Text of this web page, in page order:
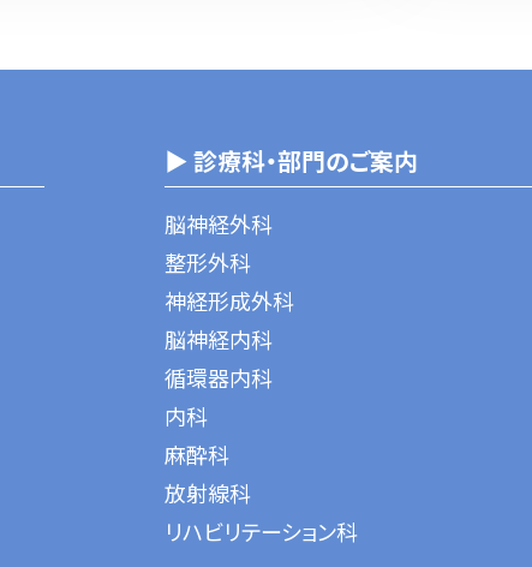
▶ 診療科・部門のご案内
脳神経外科
整形外科
神経形成外科
脳神経内科
循環器内科
内科
麻酔科
放射線科
リハビリテーション科